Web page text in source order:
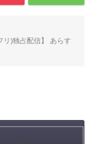
リ)独占配信】 あらす